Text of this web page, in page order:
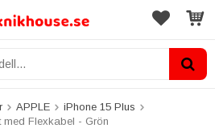
APPLE
iPhone 15 Plus
Flexkabel - Grön